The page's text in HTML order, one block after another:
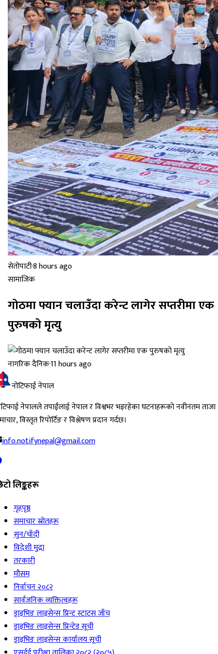
सेतोपाटी·8 hours ago
सामाजिक
गोठमा फ्यान चलाउँदा करेन्ट लागेर सप्तरीमा एक
पुरुषको मृत्यु
नागरिक दैनिक·11 hours ago
नोटिफाई नेपाल
नेपालले तपाईंलाई नेपाल र विश्वभर भइरहेका घटनाहरूको नवीनतम ताजा
विस्तृत रिपोर्टिङ र विश्लेषण प्रदान गर्दछ।
info.notifynepal@gmail.com
लिङ्कहरू
गृहपृष्ठ
समाचार स्रोतहरू
सुन/चाँदी
विदेशी मुद्रा
तरकारी
मौसम
निर्वाचन २०८२
सार्वजनिक व्यक्तित्वहरू
ड्राइभिङ लाइसेन्स प्रिन्ट स्टाटस जाँच
ड्राइभिङ लाइसेन्स प्रिन्टेड सूची
ड्राइभिङ लाइसेन्स कार्यालय सूची